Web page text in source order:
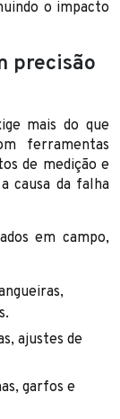
o impacto
precisão
mais do que
ferramentas
de medição e
causa da falha
em campo,
ajustes de
garfos e